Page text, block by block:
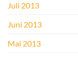
Juli 2013
Juni 2013
Mai 2013